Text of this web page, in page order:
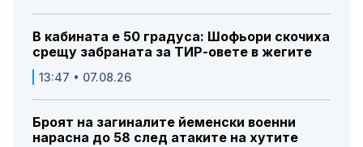
В кабината е 50 градуса: Шофьори скочиха
срещу забраната за ТИР-овете в жегите
13:47 • 07.08.26
Броят на загиналите йеменски военни
нарасна до 58 след атаките на хутите